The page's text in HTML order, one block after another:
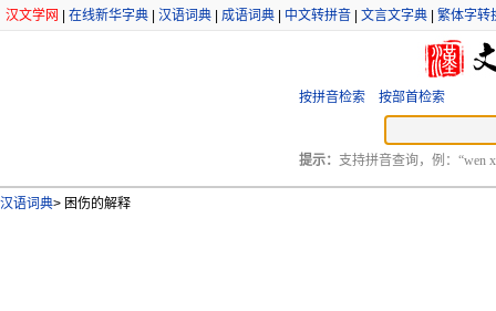
汉文学网 在线新华字典 汉语词典 成语词典 中文转拼音 文言文字典 繁体字转
按拼音检索 按部首检索
提示： 支持拼音查询，例：“wen
汉语词典> 困伤的解释